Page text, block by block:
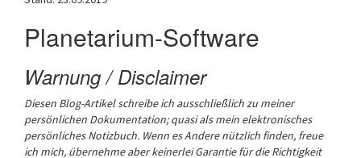
Planetarium-Software
Warnung / Disclaimer
Diesen Blog-Artikel schreibe ich ausschließlich zu meiner
persönlichen Dokumentation; quasi als mein elektronisches
persönliches Notizbuch. Wenn es Andere nützlich finden, freue
ich mich, übernehme aber keinerlei Garantie für die Richtigkeit